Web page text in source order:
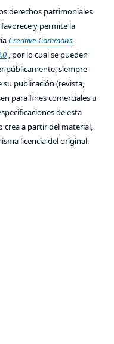
derechos patrimoniales
y permite la
Creative Commons
, por lo cual se pueden
públicamente, siempre
publicación (revista,
para fines comerciales u
de esta
crea a partir del material,
licencia del original.